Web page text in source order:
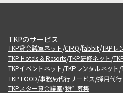
TKPのサービス
TKP貸会議室ネット/CIRQ/fabbit/TKPレ
TKP Hotels & Resorts/TKP研修ネット/
TKPイベントネット/TKPレンタルネット/
TKP FOOD/事務局代行サービス/採用代
TKPスター貸会議室/物件募集